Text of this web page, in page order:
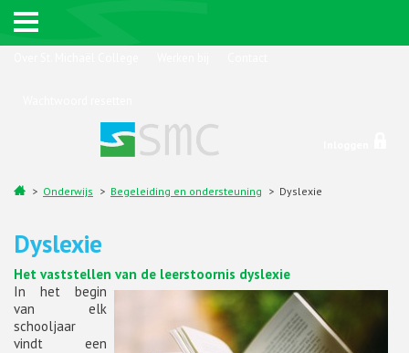
Onderwijs Begeleiding en ondersteuning Dyslexie
Dyslexie
Het vaststellen van de leerstoornis dyslexie
In het begin
van elk
schooljaar
vindt een